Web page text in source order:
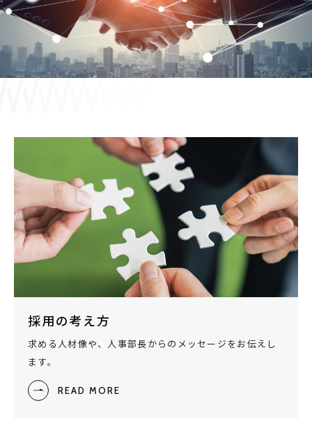
お問い合わせ
株主・投資家情報
採用情報
採用の考え方
求める人材像や、人事部長からのメッセージをお伝えし
ます。
READ MORE